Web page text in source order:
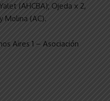
(AHCBA); Ojeda x 2,
Molina (AC).
Aires 1 – Asociación